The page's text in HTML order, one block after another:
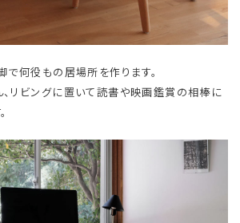
で何役もの居場所を作ります。
リビングに置いて読書や映画鑑賞の相棒に